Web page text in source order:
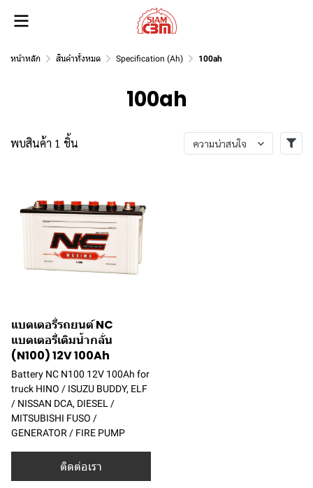
หน้าหลัก สินค้าทั้งหมด Specification (Ah) 100ah
100ah
พบสินค้า 1 ชิ้น ความน่าสนใจ
แบตเตอรี่รถยนต์ NC
แบตเตอรี่เติมน้ำกลั่น
(N100) 12V 100Ah
Battery NC N100 12V 100Ah for
truck HINO / ISUZU BUDDY, ELF
/ NISSAN DCA, DIESEL /
MITSUBISHI FUSO /
GENERATOR / FIRE PUMP
ติดต่อเรา